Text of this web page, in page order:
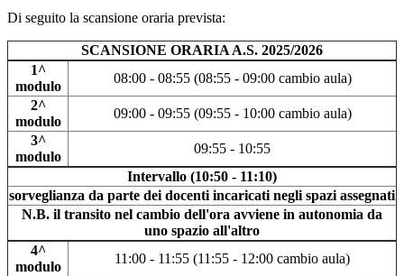
Di seguito la scansione oraria prevista:
SCANSIONE ORARIA A.S. 2025/2026
1^
modulo
08:00 - 08:55 (08:55 - 09:00 cambio aula)
2^
modulo
09:00 - 09:55 (09:55 - 10:00 cambio aula)
3^
modulo
09:55 - 10:55
Intervallo (10:50 - 11:10)
sorveglianza da parte dei docenti incaricati negli spazi assegnati
N.B. il transito nel cambio dell'ora avviene in autonomia da
uno spazio all'altro
4^
modulo
11:00 - 11:55 (11:55 - 12:00 cambio aula)